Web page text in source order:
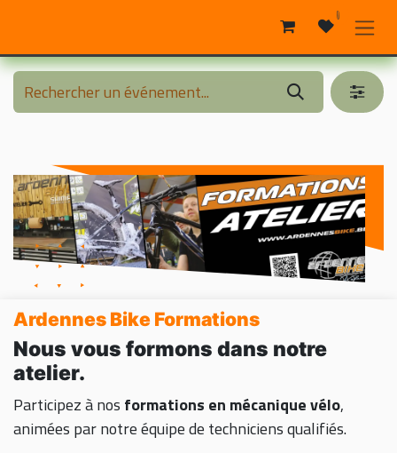
0
Ardennes Bike Formations
Nous vous formons dans notre
atelier.
Participez à nos formations en mécanique vélo,
animées par notre équipe de techniciens qualifiés.